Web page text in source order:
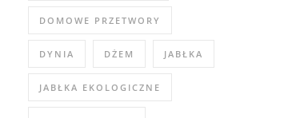
DOMOWE PRZETWORY
DYNIA DŻEM JABŁKA
JABŁKA EKOLOGICZNE